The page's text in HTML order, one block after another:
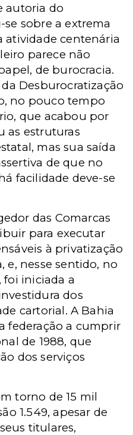
autoria do
sobre a extrema
atividade centenária
parece não
de burocracia.
Desburocratização
no pouco tempo
que acabou por
as estruturas
mas sua saída
de que no
facilidade deve-se
das Comarcas
para executar
à privatização
e, nesse sentido, no
iniciada a
dos
cartorial. A Bahia
federação a cumprir
de 1988, que
dos serviços
torno de 15 mil
1.549, apesar de
titulares,